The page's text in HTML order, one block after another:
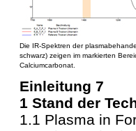
Die IR-Spektren der
schwarz) zeigen im markierten
Calciumcarbonat.
Einleitung 7
1 Stand der
1.1 Plasma in